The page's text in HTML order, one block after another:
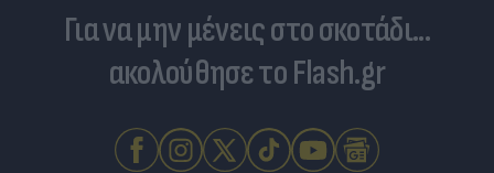
Για να μην μένεις στο σκοτάδι...
ακολούθησε το Flash.gr